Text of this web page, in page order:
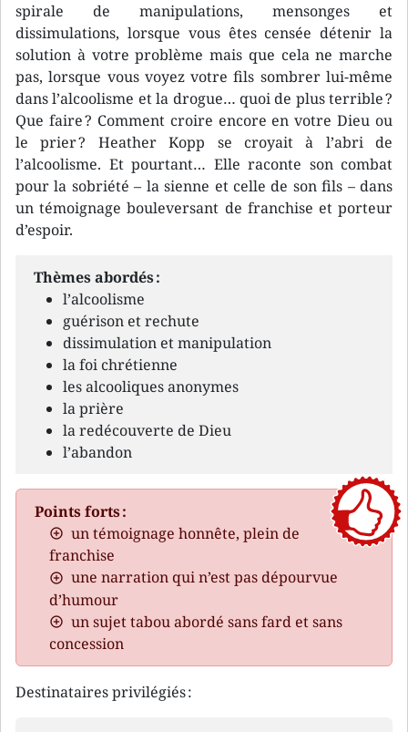
spirale de manipulations, mensonges et
dissimulations, lorsque vous êtes censée détenir la
solution à votre problème mais que cela ne marche
pas, lorsque vous voyez votre fils sombrer lui-même
dans l’alcoolisme et la drogue… quoi de plus terrible ?
Que faire ? Comment croire encore en votre Dieu ou
le prier ? Heather Kopp se croyait à l’abri de
l’alcoolisme. Et pourtant… Elle raconte son combat
pour la sobriété – la sienne et celle de son fils – dans
un témoignage bouleversant de franchise et porteur
d’espoir.
Thèmes abordés :
l’alcoolisme
guérison et rechute
dissimulation et manipulation
la foi chrétienne
les alcooliques anonymes
la prière
la redécouverte de Dieu
l’abandon
Points forts :
un témoignage honnête, plein de
franchise
une narration qui n’est pas dépourvue
d’humour
un sujet tabou abordé sans fard et sans
concession
Destinataires privilégiés :